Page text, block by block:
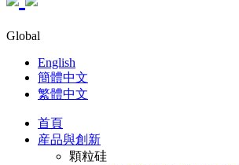
Global
English
簡體中文
繁體中文
首頁
産品與創新
顆粒硅